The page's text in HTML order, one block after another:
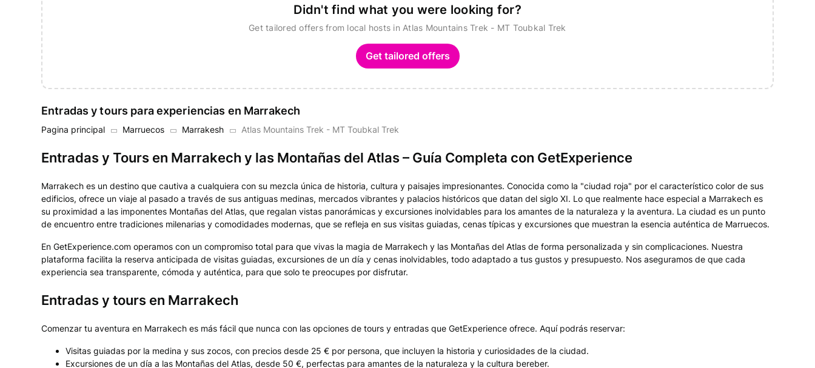
Didn't find what you were looking for?
Get tailored offers from local hosts in Atlas Mountains Trek - MT Toubkal Trek
Get tailored offers
Entradas y tours para experiencias en Marrakech
Pagina principal Marruecos Marrakesh Atlas Mountains Trek - MT Toubkal Trek
Entradas y Tours en Marrakech y las Montañas del Atlas – Guía Completa con GetExperience
Marrakech es un destino que cautiva a cualquiera con su mezcla única de historia, cultura y paisajes impresionantes. Conocida como la "ciudad roja" por el característico color de sus
edificios, ofrece un viaje al pasado a través de sus antiguas medinas, mercados vibrantes y palacios históricos que datan del siglo XI. Lo que realmente hace especial a Marrakech es
su proximidad a las imponentes Montañas del Atlas, que regalan vistas panorámicas y excursiones inolvidables para los amantes de la naturaleza y la aventura. La ciudad es un punto
de encuentro entre tradiciones milenarias y comodidades modernas, que se refleja en sus visitas guiadas, cenas típicas y excursiones que muestran la esencia auténtica de Marruecos.
En GetExperience.com operamos con un compromiso total para que vivas la magia de Marrakech y las Montañas del Atlas de forma personalizada y sin complicaciones. Nuestra
plataforma facilita la reserva anticipada de visitas guiadas, excursiones de un día y cenas inolvidables, todo adaptado a tus gustos y presupuesto. Nos aseguramos de que cada
experiencia sea transparente, cómoda y auténtica, para que solo te preocupes por disfrutar.
Entradas y tours en Marrakech
Comenzar tu aventura en Marrakech es más fácil que nunca con las opciones de tours y entradas que GetExperience ofrece. Aquí podrás reservar:
Visitas guiadas por la medina y sus zocos, con precios desde 25 € por persona, que incluyen la historia y curiosidades de la ciudad.
Excursiones de un día a las Montañas del Atlas, desde 50 €, perfectas para amantes de la naturaleza y la cultura bereber.